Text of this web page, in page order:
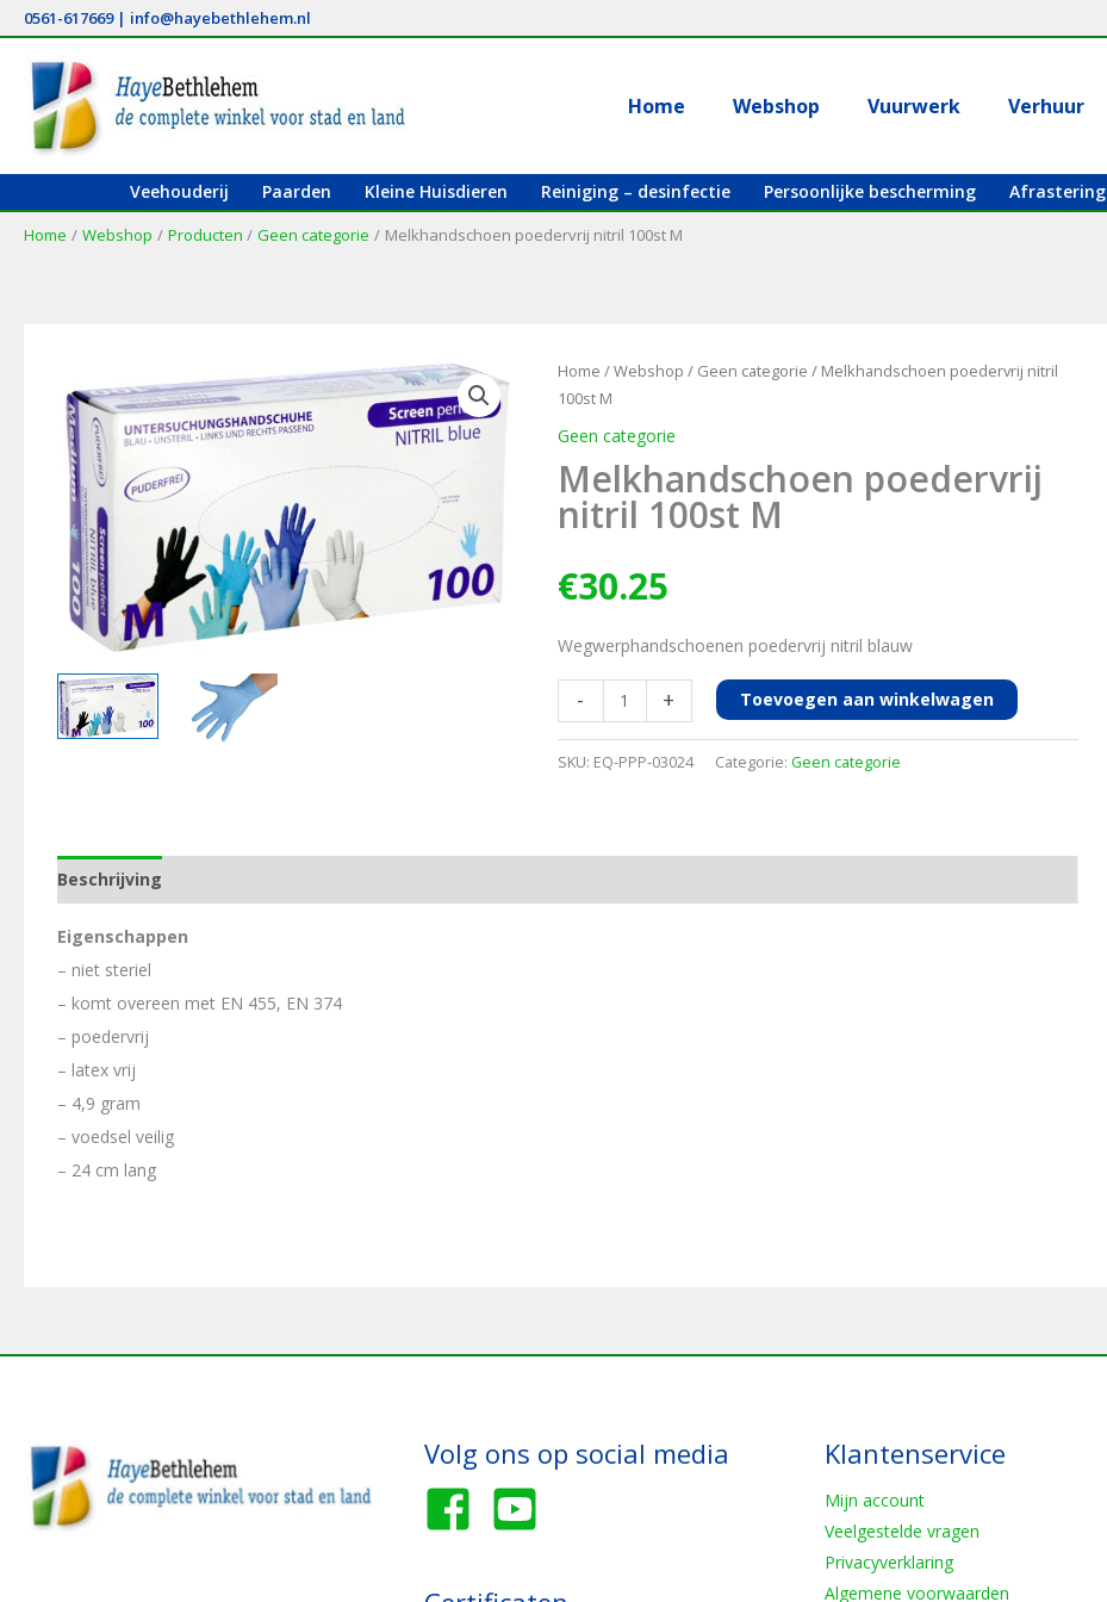
naar
inhoud
0561-617669| info@hayebethlehem.nl
Home Webshop Vuurwerk Verhuur
Veehouderij Paarden Kleine Huisdieren Reiniging – desinfectie Persoonlijke bescherming Afrastering
Home Webshop Producten Geen categorie Melkhandschoen poedervrij nitril 100st M
Home /Webshop / Geen categorie / Melkhandschoen poedervrij nitril
100st M
Geen categorie
Melkhandschoen poedervrij
nitril 100st M
€30.25
Wegwerphandschoenen poedervrij nitril blauw
-
Melkhandschoen
poedervrij
nitril
+ Toevoegen aan winkelwagen
SKU: EQ-PPP-03024 Categorie: Geen categorie
Beschrijving
Eigenschappen
– niet steriel
– komt overeen met EN 455, EN 374
– poedervrij
– latex vrij
– 4,9 gram
– voedsel veilig
– 24 cm lang
Volg ons op social media Klantenservice
Mijn account
Veelgestelde vragen
Privacyverklaring
Algemene voorwaarden